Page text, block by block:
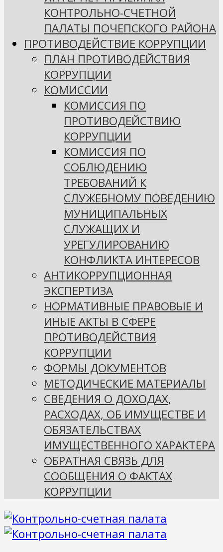
КОНТРОЛЬНО-СЧЕТНОЙ
ПАЛАТЫ ПОЧЕПСКОГО РАЙОНА
ПРОТИВОДЕЙСТВИЕ КОРРУПЦИИ
ПЛАН ПРОТИВОДЕЙСТВИЯ
КОРРУПЦИИ
КОМИССИИ
КОМИССИЯ ПО
ПРОТИВОДЕЙСТВИЮ
КОРРУПЦИИ
КОМИССИЯ ПО
СОБЛЮДЕНИЮ
ТРЕБОВАНИЙ К
СЛУЖЕБНОМУ ПОВЕДЕНИЮ
МУНИЦИПАЛЬНЫХ
СЛУЖАЩИХ И
УРЕГУЛИРОВАНИЮ
КОНФЛИКТА ИНТЕРЕСОВ
АНТИКОРРУПЦИОННАЯ
ЭКСПЕРТИЗА
НОРМАТИВНЫЕ ПРАВОВЫЕ И
ИНЫЕ АКТЫ В СФЕРЕ
ПРОТИВОДЕЙСТВИЯ
КОРРУПЦИИ
ФОРМЫ ДОКУМЕНТОВ
МЕТОДИЧЕСКИЕ МАТЕРИАЛЫ
СВЕДЕНИЯ О ДОХОДАХ,
РАСХОДАХ, ОБ ИМУЩЕСТВЕ И
ОБЯЗАТЕЛЬСТВАХ
ИМУЩЕСТВЕННОГО ХАРАКТЕРА
ОБРАТНАЯ СВЯЗЬ ДЛЯ
СООБЩЕНИЯ О ФАКТАХ
КОРРУПЦИИ